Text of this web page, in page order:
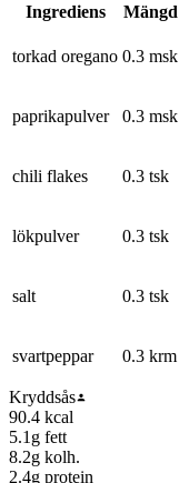
Ingrediens
Mängd
torkad oregano 0.3 msk
paprikapulver 0.3 msk
chili flakes 0.3 tsk
lökpulver 0.3 tsk
salt 0.3 tsk
svartpeppar 0.3 krm
Kryddsås
90.4 kcal
5.1 g fett
8.2g kolh.
2.4g protein